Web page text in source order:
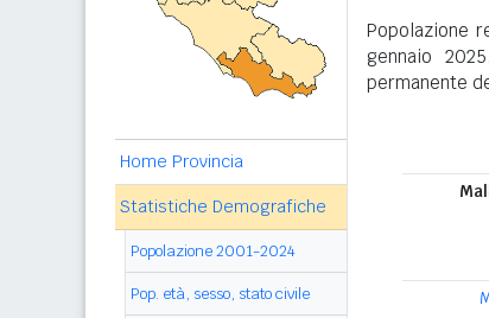
Home Provincia
Statistiche Demografiche
Popolazione 2001-2024
Pop. età, sesso, stato civile
Popolazione
gennaio
permanente